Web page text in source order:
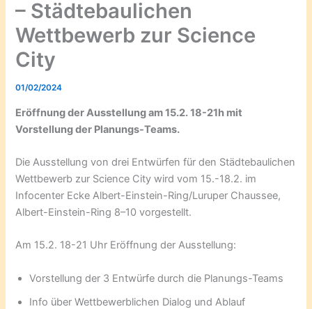
– Städtebaulichen
Wettbewerb zur Science
City
01/02/2024
Eröffnung der Ausstellung am 15.2. 18-21h mit
Vorstellung der Planungs-Teams.
Die Ausstellung von drei Entwürfen für den Städtebaulichen
Wettbewerb zur Science City wird vom 15.-18.2. im
Infocenter Ecke Albert-Einstein-Ring/Luruper Chaussee,
Albert-Einstein-Ring 8–10 vorgestellt.
Am 15.2. 18-21 Uhr Eröffnung der Ausstellung:
Vorstellung der 3 Entwürfe durch die Planungs-Teams
Info über Wettbewerblichen Dialog und Ablauf